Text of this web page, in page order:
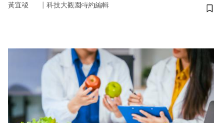
黃宜稜 ｜ 科技大觀園特約編輯
儲